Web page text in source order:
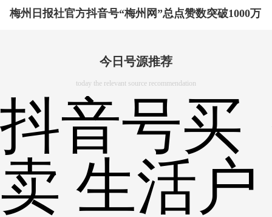
梅州日报社官方抖音号“梅州网”总点赞数突破1000万
今日号源推荐
today the relevant source recommendation
抖音号买
卖 生活户